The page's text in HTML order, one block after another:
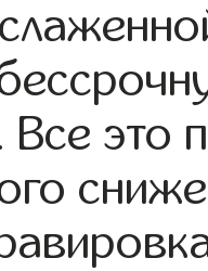
Все это